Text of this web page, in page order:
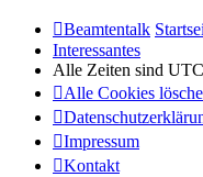
Beamtentalk
Interessantes
Alle Zeiten sind
Alle Cookies
Impressum
Kontakt